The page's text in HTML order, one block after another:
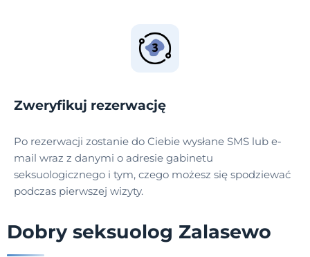
Zweryfikuj rezerwację
Po rezerwacji zostanie do Ciebie wysłane SMS lub e-
mail wraz z danymi o adresie gabinetu
seksuologicznego i tym, czego możesz się spodziewać
podczas pierwszej wizyty.
Dobry seksuolog Zalasewo